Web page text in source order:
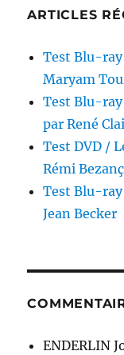
ARTICLES
Test Blu-ray
Maryam
Test Blu-
par René
Test DVD /
Rémi
Test Blu-
Jean Becker
ENDERLIN